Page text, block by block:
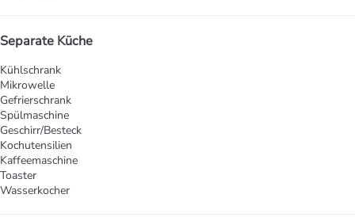
Separate Küche
Kühlschrank
Mikrowelle
Gefrierschrank
Spülmaschine
Geschirr/Besteck
Kochutensilien
Kaffeemaschine
Toaster
Wasserkocher